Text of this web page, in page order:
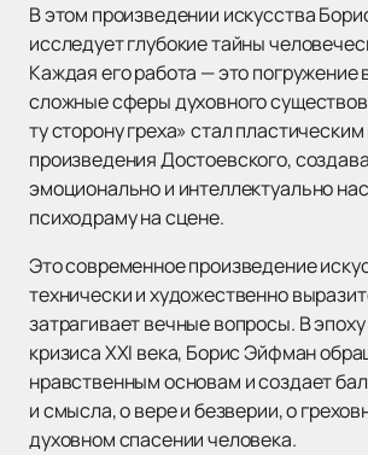
В этом произведении искусства
исследует глубокие тайны
Каждая его работа — это погружение
сложные сферы духовного
ту сторону греха» стал
произведения Достоевского,
эмоционально и интеллектуально
психодраму на сцене.
Это современное произведение
технически и художественно
затрагивает вечные вопросы. В
кризиса XXI века, Борис Эйфман
нравственным основам и создает
и смысла, о вере и безверии, о
духовном спасении человека.